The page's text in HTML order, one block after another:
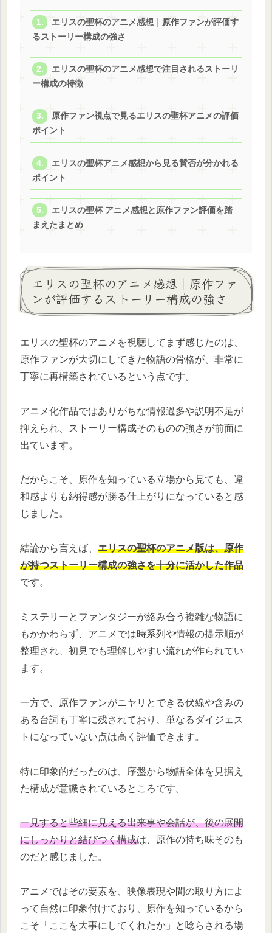
エリスの聖杯のアニメ感想｜原作ファンが評価す
るストーリー構成の強さ
エリスの聖杯のアニメ感想で注目されるストーリ
ー構成の特徴
原作ファン視点で見るエリスの聖杯アニメの評価
ポイント
エリスの聖杯アニメ感想から見る賛否が分かれる
ポイント
エリスの聖杯 アニメ感想と原作ファン評価を踏
まえたまとめ
エリスの聖杯のアニメ感想｜原作ファ
ンが評価するストーリー構成の強さ
エリスの聖杯のアニメを視聴してまず感じたのは、
原作ファンが大切にしてきた物語の骨格が、非常に
丁寧に再構築されているという点です。
アニメ化作品ではありがちな情報過多や説明不足が
抑えられ、ストーリー構成そのものの強さが前面に
出ています。
だからこそ、原作を知っている立場から見ても、違
和感よりも納得感が勝る仕上がりになっていると感
じました。
結論から言えば、 エリスの聖杯のアニメ版は、原作
が持つストーリー構成の強さを十分に活かした作品
です。
ミステリーとファンタジーが絡み合う複雑な物語に
もかかわらず、アニメでは時系列や情報の提示順が
整理され、初見でも理解しやすい流れが作られてい
ます。
一方で、原作ファンがニヤリとできる伏線や含みの
ある台詞も丁寧に残されており、単なるダイジェス
トになっていない点は高く評価できます。
特に印象的だったのは、序盤から物語全体を見据え
た構成が意識されているところです。
一見すると些細に見える出来事や会話が、後の展開
にしっかりと結びつく構成は、原作の持ち味そのも
のだと感じました。
アニメではその要素を、映像表現や間の取り方によ
って自然に印象付けており、原作を知っているから
こそ「ここを大事にしてくれたか」と唸らされる場